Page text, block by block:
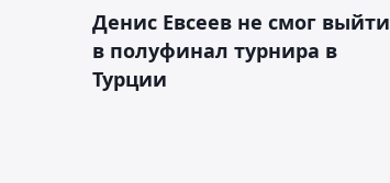
Денис Евсеев не смог выйти
в полуфинал турнира в
Турции